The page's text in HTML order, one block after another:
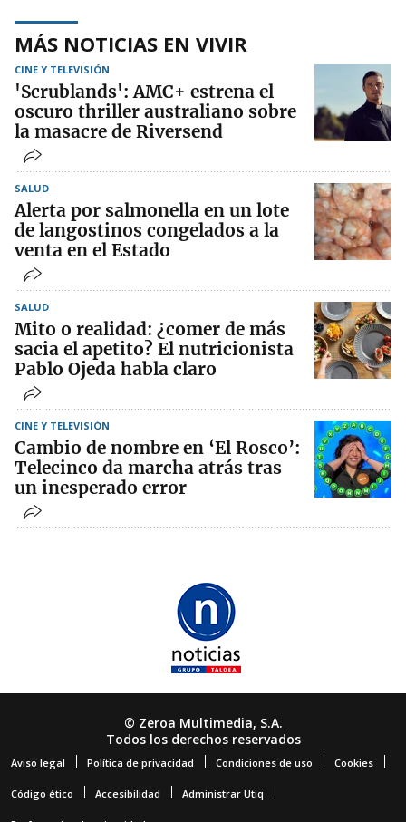
MÁS NOTICIAS EN VIVIR
CINE Y TELEVISIÓN
'Scrublands': AMC+ estrena el
oscuro thriller australiano sobre
la masacre de Riversend
SALUD
Alerta por salmonella en un lote
de langostinos congelados a la
venta en el Estado
SALUD
Mito o realidad: ¿comer de más
sacia el apetito? El nutricionista
Pablo Ojeda habla claro
CINE Y TELEVISIÓN
Cambio de nombre en ‘El Rosco’:
Telecinco da marcha atrás tras
un inesperado error
© Zeroa Multimedia, S.A.
Todos los derechos reservados
Aviso legal Política de privacidad Condiciones de uso Cookies
Código ético Accesibilidad Administrar Utiq